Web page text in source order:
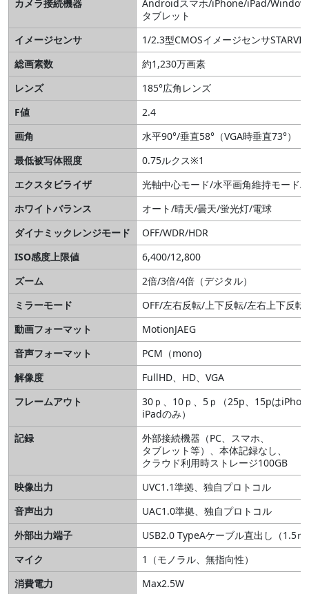
カメラ接続機器
Androidスマホ/iPhone/iPad/
タブレット
イメージセンサ
1/2.3型CMOSイメージセンサ
総画素数
約1,230万画素
レンズ
185°広角レンズ
F値
2.4
画角
水平90°/垂直58°（VGA時垂直73°）
最低被写体照度
0.75ルクス※1
エクスタビライザ
光軸中心モード/水平画角維持モード/
ホワイトバランス
オート/晴天/曇天/蛍光灯/電球
ダイナミックレンジモード
OFF/WDR/HDR
ISO感度上限値
6,400/12,800
ズーム
2倍/3倍/4倍（デジタル）
ミラーモード
OFF/左右反転/上下反転/左右上下反転
動画フォーマット
MotionJAEG
音声フォーマット
PCM（mono)
解像度
FullHD、HD、VGA
フレームアウト
30ｐ、10ｐ、5ｐ（25p、15pは
iPadのみ）
記録
外部接続機器（PC、スマホ、
タブレット等）、本体記録なし、
クラウド利用時ストレージ100GB
映像出力
UVC1.1準拠、独自プロトコル
音声出力
UAC1.0準拠、独自プロトコル
外部出力端子
USB2.0 TypeAケーブル直出し（1.5ｍ
マイク
1（モノラル、無指向性）
消費電力
Max2.5W